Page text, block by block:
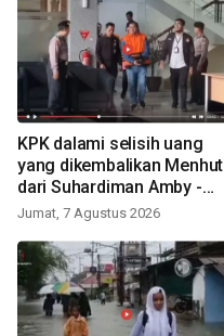
KPK dalami selisih uang
yang dikembalikan Menhut
dari Suhardiman Amby -
VIDEO
Jumat, 7 Agustus 2026